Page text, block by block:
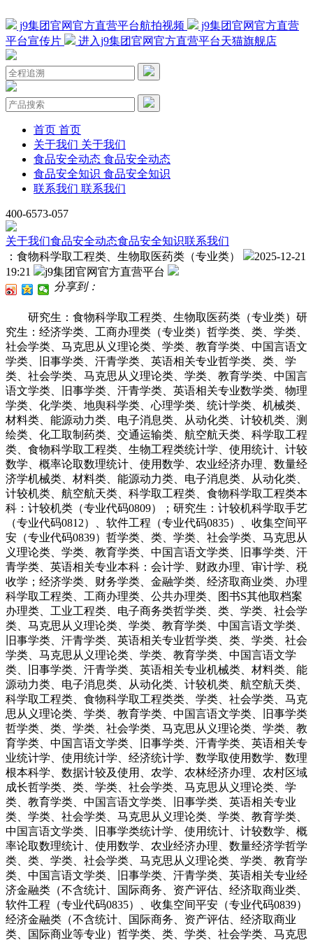
j9集团官网官方直营平台航拍视频
j9集团官网官方直营
平台宣传片
进入j9集团官网官方直营平台天猫旗舰店
首页 首页
关于我们 关于我们
食品安全动态 食品安全动态
食品安全知识 食品安全知识
联系我们 联系我们
400-6573-057
关于我们食品安全动态食品安全知识联系我们
：食物科学取工程类、生物取医药类（专业类）
2025-12-21
19:21
j9集团官网官方直营平台
分享到：
研究生：食物科学取工程类、生物取医药类（专业类）研
究生：经济学类、工商办理类（专业类）哲学类、类、学类、
社会学类、马克思从义理论类、学类、教育学类、中国言语文
学类、旧事学类、汗青学类、英语相关专业哲学类、类、学
类、社会学类、马克思从义理论类、学类、教育学类、中国言
语文学类、旧事学类、汗青学类、英语相关专业数学类、物理
学类、化学类、地舆科学类、心理学类、统计学类、机械类、
材料类、能源动力类、电子消息类、从动化类、计较机类、测
绘类、化工取制药类、交通运输类、航空航天类、科学取工程
类、食物科学取工程类、生物工程类统计学、使用统计、计较
数学、概率论取数理统计、使用数学、农业经济办理、数量经
济学机械类、材料类、能源动力类、电子消息类、从动化类、
计较机类、航空航天类、科学取工程类、食物科学取工程类本
科：计较机类（专业代码0809）；研究生：计较机科学取手艺
（专业代码0812）、软件工程（专业代码0835）、收集空间平
安（专业代码0839）哲学类、类、学类、社会学类、马克思从
义理论类、学类、教育学类、中国言语文学类、旧事学类、汗
青学类、英语相关专业本科：会计学、财政办理、审计学、税
收学；经济学类、财务学类、金融学类、经济取商业类、办理
科学取工程类、工商办理类、公共办理类、图书S其他取档案
办理类、工业工程类、电子商务类哲学类、类、学类、社会学
类、马克思从义理论类、学类、教育学类、中国言语文学类、
旧事学类、汗青学类、英语相关专业哲学类、类、学类、社会
学类、马克思从义理论类、学类、教育学类、中国言语文学
类、旧事学类、汗青学类、英语相关专业机械类、材料类、能
源动力类、电子消息类、从动化类、计较机类、航空航天类、
科学取工程类、食物科学取工程类类、学类、社会学类、马克
思从义理论类、学类、教育学类、中国言语文学类、旧事学类
哲学类、类、学类、社会学类、马克思从义理论类、学类、教
育学类、中国言语文学类、旧事学类、汗青学类、英语相关专
业统计学、使用统计学、经济统计学、数学取使用数学、数理
根本科学、数据计较及使用、农学、农林经济办理、农村区域
成长哲学类、类、学类、社会学类、马克思从义理论类、学
类、教育学类、中国言语文学类、旧事学类、英语相关专业
类、学类、社会学类、马克思从义理论类、学类、教育学类、
中国言语文学类、旧事学类统计学、使用统计、计较数学、概
率论取数理统计、使用数学、农业经济办理、数量经济学哲学
类、类、学类、社会学类、马克思从义理论类、学类、教育学
类、中国言语文学类、旧事学类、汗青学类、英语相关专业经
济金融类（不含统计、国际商务、资产评估、经济取商业类、
软件工程（专业代码0835）、收集空间平安（专业代码0839）
经济金融类（不含统计、国际商务、资产评估、经济取商业
类、国际商业等专业）哲学类、类、学类、社会学类、马克思